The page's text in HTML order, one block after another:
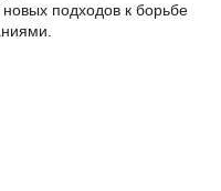
подходов к борьбе